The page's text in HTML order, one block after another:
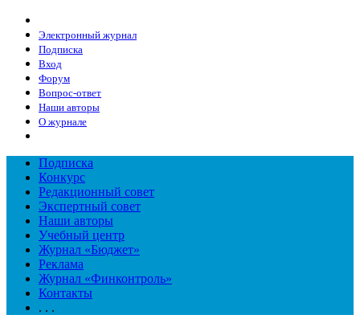
Электронный журнал
Подписка
Вход
Форум
Вопрос-ответ
Наши авторы
О журнале
Подписка
Конкурс
Редакционный совет
Экспертный совет
Наши авторы
Учебный центр
Журнал «Бюджет»
Реклама
Журнал «Финконтроль»
Контакты
. . .